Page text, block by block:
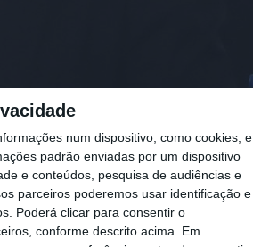
num dispositivo, como cookies, e
padrão enviadas por um dispositivo
e conteúdos, pesquisa de audiências e
parceiros poderemos usar identificação e
Poderá clicar para consentir o
conforme descrito acima. Em